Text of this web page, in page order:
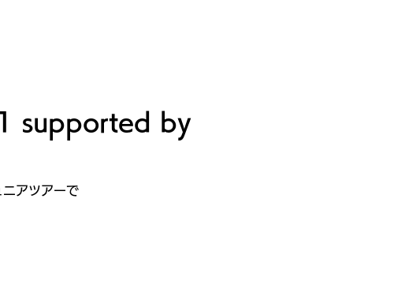
supported by
アツアーで